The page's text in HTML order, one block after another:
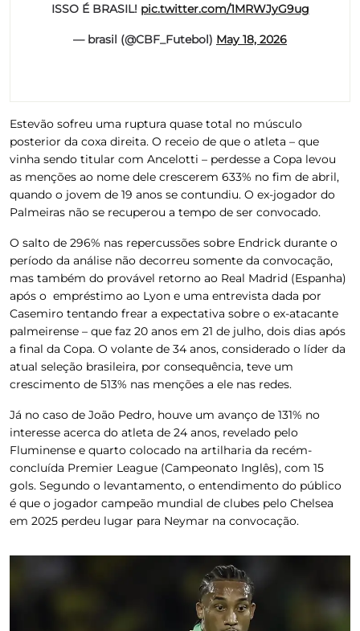
ISSO É BRASIL! pic.twitter.com/1MRWJyG9ug
— brasil (@CBF_Futebol) May 18, 2026
Estevão sofreu uma ruptura quase total no músculo
posterior da coxa direita. O receio de que o atleta – que
vinha sendo titular com Ancelotti – perdesse a Copa levou
as menções ao nome dele crescerem 633% no fim de abril,
quando o jovem de 19 anos se contundiu. O ex-jogador do
Palmeiras não se recuperou a tempo de ser convocado.
O salto de 296% nas repercussões sobre Endrick durante o
período da análise não decorreu somente da convocação,
mas também do provável retorno ao Real Madrid (Espanha)
após o empréstimo ao Lyon e uma entrevista dada por
Casemiro tentando frear a expectativa sobre o ex-atacante
palmeirense – que faz 20 anos em 21 de julho, dois dias após
a final da Copa. O volante de 34 anos, considerado o líder da
atual seleção brasileira, por consequência, teve um
crescimento de 513% nas menções a ele nas redes.
Já no caso de João Pedro, houve um avanço de 131% no
interesse acerca do atleta de 24 anos, revelado pelo
Fluminense e quarto colocado na artilharia da recém-
concluída Premier League (Campeonato Inglês), com 15
gols. Segundo o levantamento, o entendimento do público
é que o jogador campeão mundial de clubes pelo Chelsea
em 2025 perdeu lugar para Neymar na convocação.